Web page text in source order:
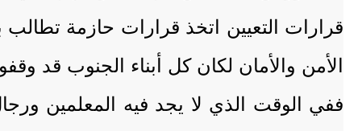
قرارات التعيين اتخذ قرارات حازمة
الأمن والأمان لكان كل أبناء الجنوب قد
ففي الوقت الذي لا يجد فيه المعلمين